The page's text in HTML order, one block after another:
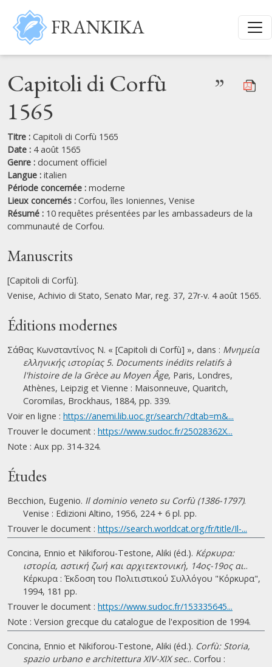
Aller au contenu principal
FRANKIKA
Capitoli di Corfù
1565
”
Titre : Capitoli di Corfù 1565
Date : 4 août 1565
Genre : document officiel
Langue : italien
Période concernée : moderne
Lieux concernés : Corfou,îles Ioniennes, Venise
Résumé : 10 requêtes présentées par les ambassadeurs de la
communauté de Corfou.
Manuscrits
[Capitoli di Corfù].
Venise, Achivio di Stato, Senato Mar, reg. 37, 27r-v. 4 août 1565.
Éditions modernes
Σάθας Κωνσταντίνος Ν. « [Capitoli di Corfù] », dans : Μνημεία
ελληνικής ιστορίας 5. Documents inédits relatifs à
l'histoire de la Grèce au Moyen Âge, Paris, Londres,
Athènes, Leipzig et Vienne : Maisonneuve, Quaritch,
Coromilas, Brockhaus, 1884, pp. 339.
Voir en ligne : https://anemi.lib.uoc.gr/search/?dtab=m&...
Trouver le document : https://www.sudoc.fr/25028362X...
Note : Aux pp. 314-324.
Études
Becchion, Eugenio. Il dominio veneto su Corfù (1386-1797).
Venise : Edizioni Altino, 1956, 224 + 6 pl. pp.
Trouver le document : https://search.worldcat.org/fr/title/Il-...
Concina, Ennio et Nikiforou-Testone, Aliki (éd.). Κέρκυρα:
ιστορία, αστική ζωή και αρχιτεκτονική, 14ος-19ος αι..
Κέρκυρα : Έκδοση του Πολιτιστικού Συλλόγου "Κόρκυρα",
1994, 181 pp.
Trouver le document : https://www.sudoc.fr/153335645...
Note : Version grecque du catalogue de l'exposition de 1994.
Concina, Ennio et Nikiforou-Testone, Aliki (éd.). Corfù: Storia,
spazio urbano e architettura XIV-XIX sec.. Corfou :